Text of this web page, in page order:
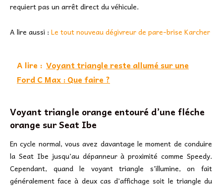
requiert pas un arrêt direct du véhicule.
A lire aussi : Le tout nouveau dégivreur de pare-brise Karcher
A lire : Voyant triangle reste allumé sur une
Ford C Max : Que faire ?
Voyant triangle orange entouré d’une fléche
orange sur Seat Ibe
En cycle normal, vous avez davantage le moment de conduire
la Seat Ibe jusqu’au dépanneur à proximité comme Speedy.
Cependant, quand le voyant triangle s’illumine, on fait
généralement face à deux cas d’affichage soit le triangle du